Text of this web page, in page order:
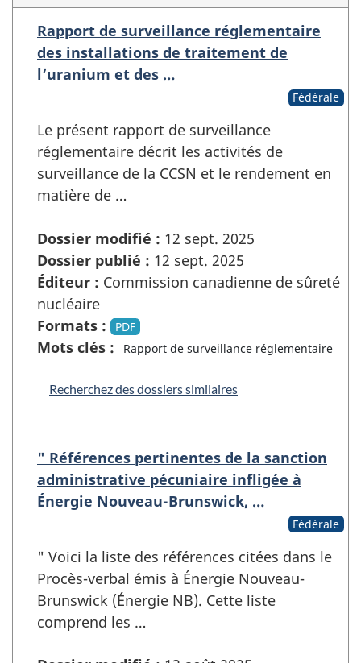
Rapport de surveillance réglementaire
des installations de traitement de
l’uranium et des …
Fédérale
Le présent rapport de surveillance
réglementaire décrit les activités de
surveillance de la CCSN et le rendement en
matière de …
Dossier modifié : 12 sept. 2025
Dossier publié : 12 sept. 2025
Éditeur : Commission canadienne de sûreté
nucléaire
Formats :
PDF
Mots clés : Rapport de surveillance réglementaire
Recherchez des dossiers similaires
" Références pertinentes de la sanction
administrative pécuniaire infligée à
Énergie Nouveau-Brunswick, …
Fédérale
" Voici la liste des références citées dans le
Procès-verbal émis à Énergie Nouveau-
Brunswick (Énergie NB). Cette liste
comprend les …